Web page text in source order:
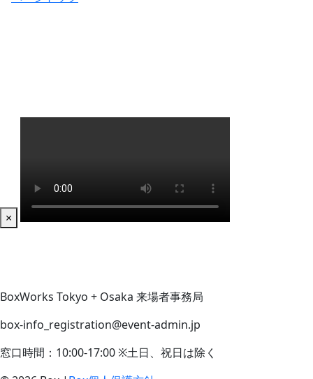
BoxWorks Tokyo + Osaka 来場者事務局
box-info_registration@event-admin.jp
窓口時間：10:00-17:00 ※土日、祝日は除く
×